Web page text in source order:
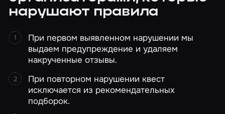
нарушают правила
При первом выявленном нарушении мы
выдаем предупреждение и удаляем
накрученные отзывы.
При повторном нарушении квест
исключается из рекомендательных
подборок.